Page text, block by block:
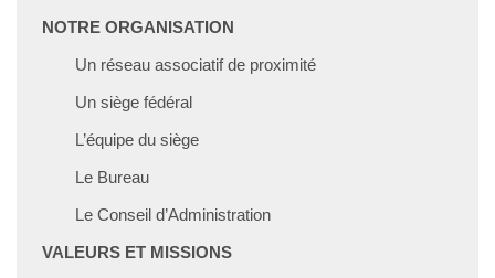
NOTRE ORGANISATION
Un réseau associatif de proximité
Un siège fédéral
L’équipe du siège
Le Bureau
Le Conseil d’Administration
VALEURS ET MISSIONS